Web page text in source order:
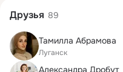
Друзья 89
Тамилла Абрамова
Луганск
Александра Дробут